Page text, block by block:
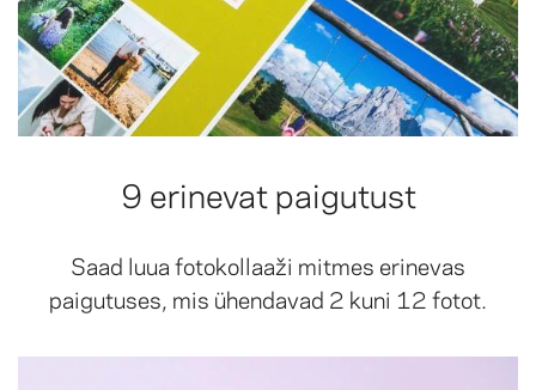
9 erinevat paigutust
Saad luua fotokollaaži mitmes erinevas
paigutuses, mis ühendavad 2 kuni 12 fotot.